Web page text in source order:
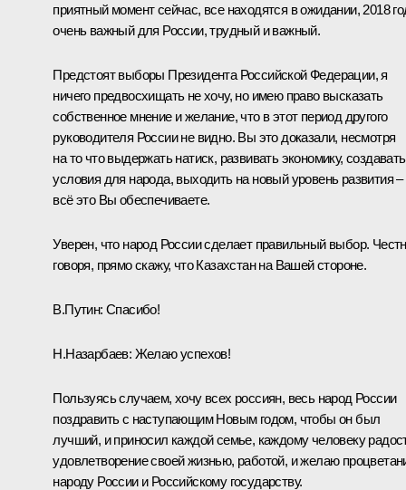
приятный момент сейчас, все находятся в ожидании, 2018
очень важный для России, трудный и важный.
Предстоят выборы Президента Российской Федерации, я
ничего предвосхищать не хочу, но имею право высказать
собственное мнение и желание, что в этот период другого
руководителя России не видно. Вы это доказали, несмотря
на то что выдержать натиск, развивать экономику, создавать
условия для народа, выходить на новый уровень развития –
всё это Вы обеспечиваете.
Уверен, что народ России сделает правильный выбор.
говоря, прямо скажу, что Казахстан на Вашей стороне.
В.Путин: Спасибо!
Н.Назарбаев: Желаю успехов!
Пользуясь случаем, хочу всех россиян, весь народ России
поздравить с наступающим Новым годом, чтобы он был
лучший, и приносил каждой семье, каждому человеку
удовлетворение своей жизнью, работой, и желаю
народу России и Российскому государству.